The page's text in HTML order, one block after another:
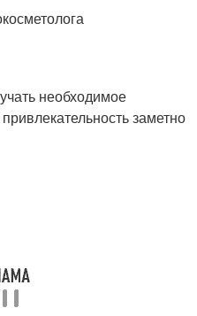
необходимое
заметно